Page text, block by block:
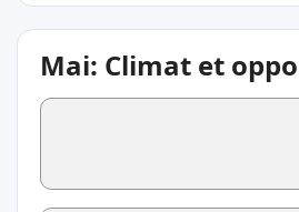
Mai: Climat et